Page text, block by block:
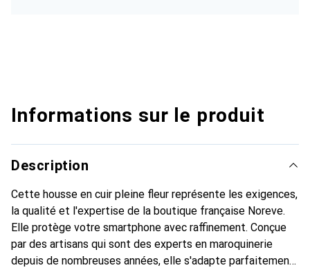
Informations sur le produit
Description
Cette housse en cuir pleine fleur représente les exigences,
la qualité et l'expertise de la boutique française Noreve.
Elle protège votre smartphone avec raffinement. Conçue
par des artisans qui sont des experts en maroquinerie
depuis de nombreuses années, elle s'adapte parfaitement